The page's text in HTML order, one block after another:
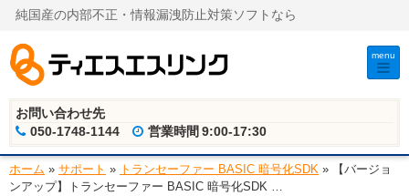
純国産の内部不正・情報漏洩防止対策ソフトなら
お問い合わせ先
050-1748-1144
営業時間 9:00-17:30
menu
ホーム » サポート » トランセーファー BASIC 暗号化SDK »
【バージョ
ンアップ】トランセーファー BASIC 暗号化SDK